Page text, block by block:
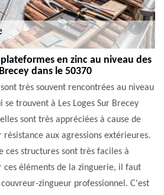
en zinc au niveau des
dans le 50370
très souvent rencontrées au niveau
se trouvent à Les Loges Sur Brecey
sont très appréciées à cause de
résistance aux agressions extérieures.
ces structures sont très faciles à
éléments de la zinguerie, il faut
zingueur professionnel. C'est